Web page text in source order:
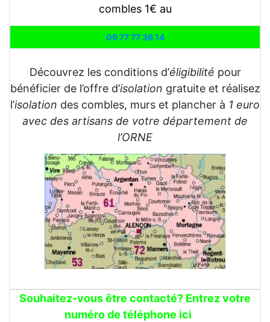
combles 1€ au
09 77 77 36 14
Découvrez les conditions d’éligibilité pour
bénéficier de l’offre d’isolation gratuite et réalisez
l’isolation des combles, murs et plancher à 1 euro
avec des artisans de votre département de
l’ORNE
Souhaitez-vous être contacté? Entrez votre
numéro de téléphone ici